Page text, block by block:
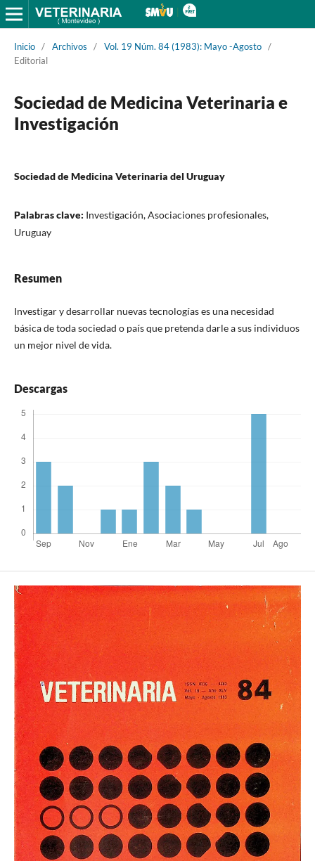
Inicio / Archivos / Vol. 19 Núm. 84 (1983): Mayo -Agosto /
Editorial
Sociedad de Medicina Veterinaria e
Investigación
Sociedad de Medicina Veterinaria del Uruguay
Palabras clave: Investigación, Asociaciones profesionales,
Uruguay
Resumen
Investigar y desarrollar nuevas tecnologías es una necesidad
básica de toda sociedad o país que pretenda darle a sus individuos
un mejor nivel de vida.
Descargas